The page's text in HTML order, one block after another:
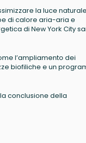
la luce
di calore aria-aria e
di New York City
l’ampliamento dei
biofiliche e un
conclusione della